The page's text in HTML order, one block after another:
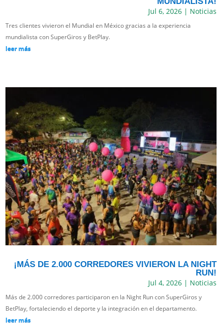
Jul 6, 2026| Noticias
Tres clientes vivieron el Mundial en México gracias a la experiencia
mundialista con SuperGiros y BetPlay.
leer más
¡MÁS DE 2.000 CORREDORES VIVIERON LA NIGHT
RUN!
Jul 4, 2026| Noticias
Más de 2.000 corredores participaron en la Night Run con SuperGiros y
BetPlay, fortaleciendo el deporte y la integración en el departamento.
leer más